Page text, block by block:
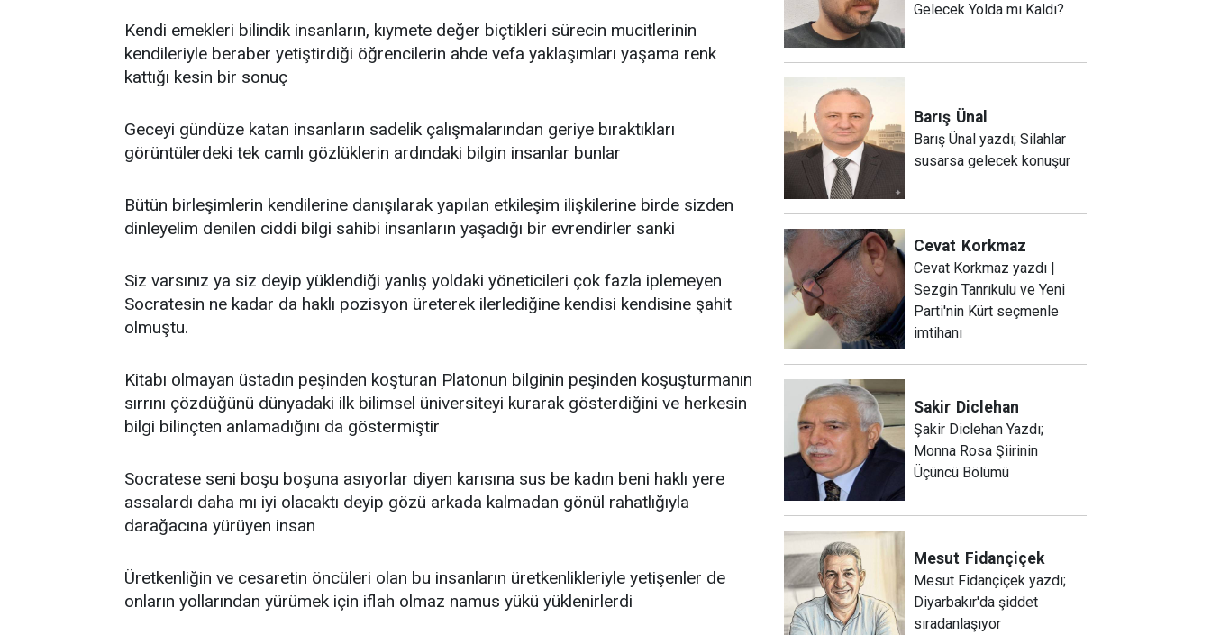
Kendi emekleri bilindik insanların, kıymete değer biçtikleri sürecin mucitlerinin
kendileriyle beraber yetiştirdiği öğrencilerin ahde vefa yaklaşımları yaşama renk
kattığı kesin bir sonuç
Geceyi gündüze katan insanların sadelik çalışmalarından geriye bıraktıkları
görüntülerdeki tek camlı gözlüklerin ardındaki bilgin insanlar bunlar
Bütün birleşimlerin kendilerine danışılarak yapılan etkileşim ilişkilerine birde sizden
dinleyelim denilen ciddi bilgi sahibi insanların yaşadığı bir evrendirler sanki
Siz varsınız ya siz deyip yüklendiği yanlış yoldaki yöneticileri çok fazla iplemeyen
Socratesin ne kadar da haklı pozisyon üreterek ilerlediğine kendisi kendisine şahit
olmuştu.
Kitabı olmayan üstadın peşinden koşturan Platonun bilginin peşinden koşuşturmanın
sırrını çözdüğünü dünyadaki ilk bilimsel üniversiteyi kurarak gösterdiğini ve herkesin
bilgi bilinçten anlamadığını da göstermiştir
Socratese seni boşu boşuna asıyorlar diyen karısına sus be kadın beni haklı yere
assalardı daha mı iyi olacaktı deyip gözü arkada kalmadan gönül rahatlığıyla
darağacına yürüyen insan
Üretkenliğin ve cesaretin öncüleri olan bu insanların üretkenlikleriyle yetişenler de
onların yollarından yürümek için iflah olmaz namus yükü yüklenirlerdi
Gelecek Yolda mı Kaldı?
Barış Ünal
Barış Ünal yazdı; Silahlar
susarsa gelecek konuşur
Cevat Korkmaz
Cevat Korkmaz yazdı |
Sezgin Tanrıkulu ve Yeni
Parti'nin Kürt seçmenle
imtihanı
Sakir Diclehan
Şakir Diclehan Yazdı;
Monna Rosa Şiirinin
Üçüncü Bölümü
Mesut Fidançiçek
Mesut Fidançiçek yazdı;
Diyarbakır'da şiddet
sıradanlaşıyor